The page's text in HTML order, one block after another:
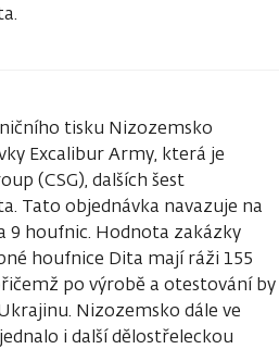
tisku Nizozemsko
Excalibur Army, která je
(CSG), dalších šest
Tato objednávka navazuje na
houfnic. Hodnota zakázky
houfnice Dita mají ráži 155
po výrobě a otestování by
Nizozemsko dále ve
i další dělostřeleckou